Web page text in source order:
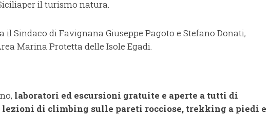
per il turismo natura.
il Sindaco di Favignana Giuseppe Pagoto e Stefano Donati,
Marina Protetta delle Isole Egadi.
laboratori ed escursioni gratuite e aperte a tutti di
di climbing sulle pareti rocciose, trekking a piedi e